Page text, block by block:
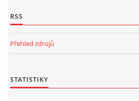
RSS
Přehled zdrojů
STATISTIKY